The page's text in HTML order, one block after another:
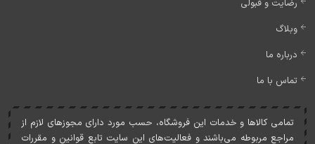
رضایت و قبولی
وبلاگ
درباره ما
تماس با ما
تمامی کالاها و خدمات اين فروشگاه، حسب مورد دارای مجوزهای لازم از
مراجع مربوطه می‌باشند و فعاليت‌های اين سايت تابع قوانين و مقررات